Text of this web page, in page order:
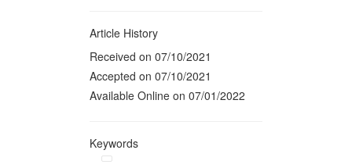
Article History
Received on 07/10/2021
Accepted on 07/10/2021
Available Online on 07/01/2022
Keywords